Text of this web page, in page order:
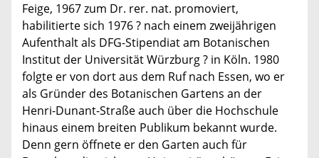
Feige, 1967 zum Dr. rer. nat. promoviert,
habilitierte sich 1976 ? nach einem zweijährigen
Aufenthalt als DFG-Stipendiat am Botanischen
Institut der Universität Würzburg ? in Köln. 1980
folgte er von dort aus dem Ruf nach Essen, wo er
als Gründer des Botanischen Gartens an der
Henri-Dunant-Straße auch über die Hochschule
hinaus einem breiten Publikum bekannt wurde.
Denn gern öffnete er den Garten auch für